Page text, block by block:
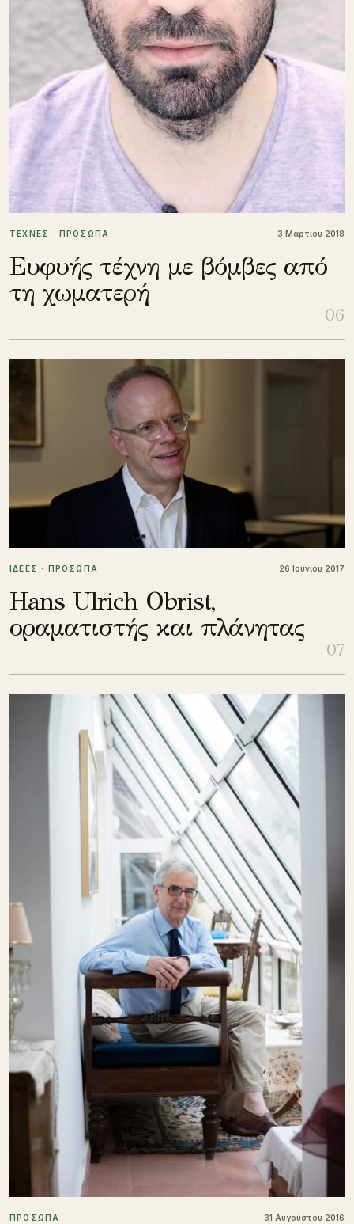
ΤΕΧΝΕΣ · ΠΡΟΣΩΠΑ 3 Μαρτίου 2018
Ευφυής τέχνη με βόμβες από
τη χωματερή
06
ΙΔΕΕΣ · ΠΡΟΣΩΠΑ 26 Ιουνίου 2017
Hans Ulrich Obrist,
οραματιστής και πλάνητας
07
ΠΡΟΣΩΠΑ 31 Αυγούστου 2016